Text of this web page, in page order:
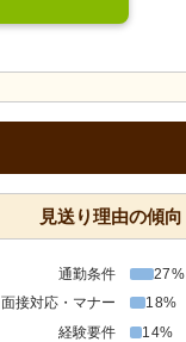
見送り理由の傾向
通勤条件
27%
面接対応・マナー
18%
経験要件
14%